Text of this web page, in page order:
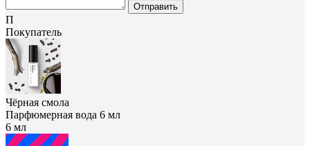
Отправить
П
Покупатель
Чёрная смола
Парфюмерная вода 6 мл
6 мл